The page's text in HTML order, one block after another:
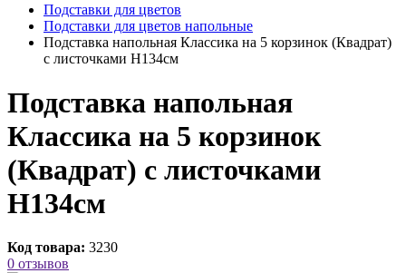
Подставки для цветов
Подставки для цветов напольные
Подставка напольная Классика на 5 корзинок (Квадрат)
с листочками H134см
Подставка напольная
Классика на 5 корзинок
(Квадрат) с листочками
H134см
Код товара: 3230
0 отзывов